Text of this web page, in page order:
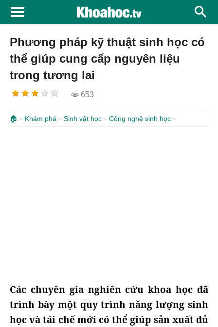
Phương pháp kỹ thuật sinh học có
thể giúp cung cấp nguyên liệu
trong tương lai
653
🏠 Khám phá Sinh vật học Công nghệ sinh học
Các chuyên gia nghiên cứu khoa học đã
trình bày một quy trình năng lượng sinh
học và tái chế mới có thể giúp sản xuất đủ